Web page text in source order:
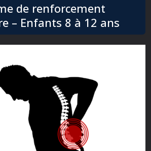
de renforcement
– Enfants 8 à 12 ans